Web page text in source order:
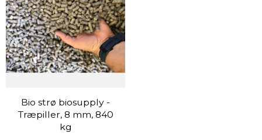
Bio strø biosupply -
Træpiller, 8 mm, 840
kg